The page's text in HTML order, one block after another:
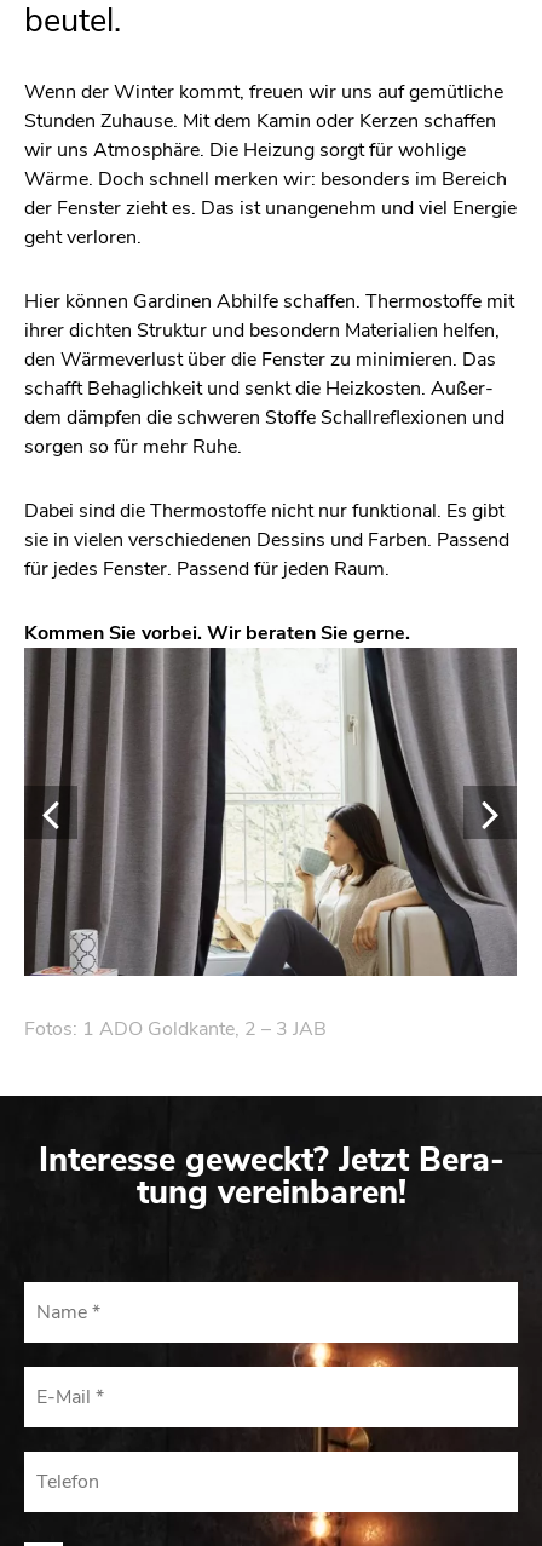
beu­tel.
Wenn der Win­ter kommt, freu­en wir uns auf ge­müt­li­che
Stun­den Zu­hau­se. Mit dem Kamin oder Ker­zen schaf­fen
wir uns At­mo­sphä­re. Die Hei­zung sorgt für woh­li­ge
Wärme. Doch schnell mer­ken wir: be­son­ders im Be­reich
der Fens­ter zieht es. Das ist un­an­ge­nehm und viel En­er­gie
geht ver­lo­ren.
Hier kön­nen Gar­di­nen Ab­hil­fe schaf­fen. Ther­mo­stof­fe mit
ihrer dich­ten Struk­tur und be­son­dern Ma­te­ria­li­en hel­fen,
den Wär­me­ver­lust über die Fens­ter zu mi­ni­mie­ren. Das
schafft Be­hag­lich­keit und senkt die Heiz­kos­ten. Au­ßer­
dem dämp­fen die schwe­ren Stof­fe Schall­re­fle­xio­nen und
sor­gen so für mehr Ruhe.
Dabei sind die Ther­mo­stof­fe nicht nur funk­tio­nal. Es gibt
sie in vie­len ver­schie­de­nen Des­sins und Far­ben. Pas­send
für jedes Fens­ter. Pas­send für jeden Raum.
Kom­men Sie vor­bei. Wir be­ra­ten Sie gerne.
Fotos: 1 ADO Gold­kan­te, 2 – 3 JAB
In­ter­es­se ge­weckt? Jetzt Be­ra­
tung ver­ein­ba­ren!